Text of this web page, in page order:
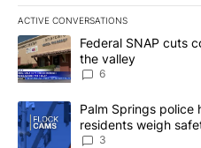
ACTIVE CONVERSATIONS
The following is a list of the
A trending article titled
Federal SNAP cuts
the valley
6
A trending article titled "Palm
Palm Springs police
residents weigh
3